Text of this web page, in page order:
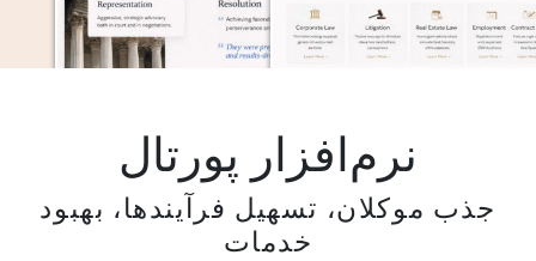
نرم‌افزار پورتال
جذب موکلان، تسهیل فرآیندها، بهبود
خدمات